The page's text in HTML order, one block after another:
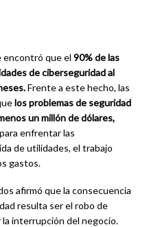
que el 90% de las
de ciberseguridad al
Frente a este hecho, las
los problemas de seguridad
un millón de dólares,
enfrentar las
de utilidades, el trabajo
gastos.
afirmó que la consecuencia
resulta ser el robo de
interrupción del negocio.